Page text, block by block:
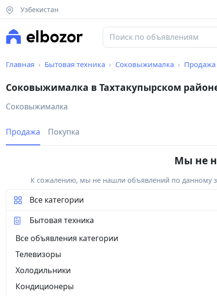
Узбекистан
Главная Бытовая техника Соковыжималка Продажа
Соковыжималка в Тахтакупырском
Соковыжималка
Продажа Покупка
Мы не
К сожалению, мы не нашли объявлений по данному
Все категории
Бытовая техника
Все объявления категории
Телевизоры
Холодильники
Кондиционеры